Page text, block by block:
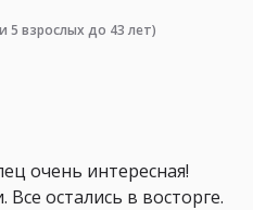
5 взрослых до 43 лет)
очень интересная!
остались в восторге.